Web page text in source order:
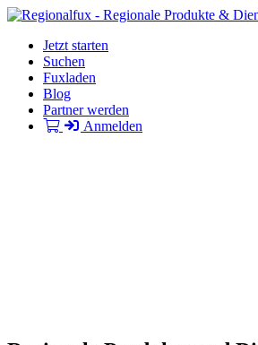
Jetzt starten
Suchen
Fuxladen
Blog
Partner werden
Anmelden